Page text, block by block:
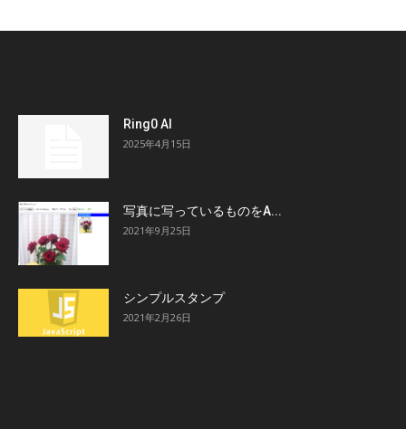
Ring0 AI
2025年4月15日
写真に写っているものをA...
2021年9月25日
シンプルスタンプ
2021年2月26日